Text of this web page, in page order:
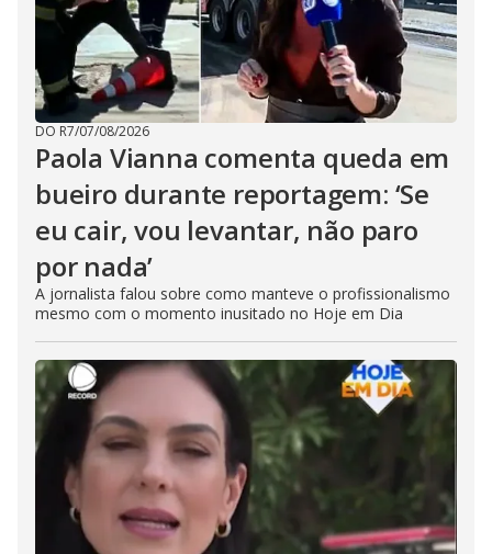
DO R7/07/08/2026
Paola Vianna comenta queda em
bueiro durante reportagem: ‘Se
eu cair, vou levantar, não paro
por nada’
A jornalista falou sobre como manteve o profissionalismo
mesmo com o momento inusitado no Hoje em Dia